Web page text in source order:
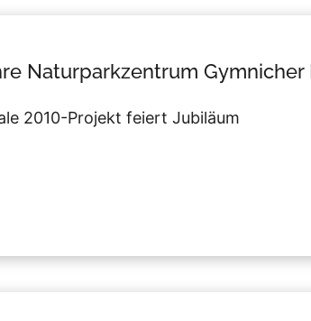
Naturparkzentrum Gymnicher
2010-Projekt feiert Jubiläum